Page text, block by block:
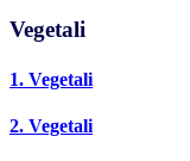
Vegetali
1. Vegetali
2. Vegetali